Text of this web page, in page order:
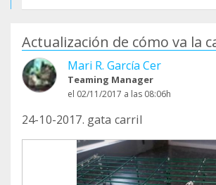
Actualización de cómo va la
Mari R. García Cer
Teaming Manager
el 02/11/2017 a las 08:06h
24-10-2017. gata carril